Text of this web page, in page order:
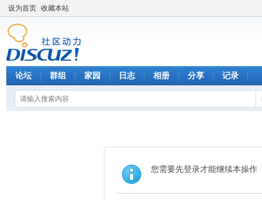
设为首页 收藏本站
论坛 群组 家园 日志 相册 分享 记录
您需要先登录才能继续本操作